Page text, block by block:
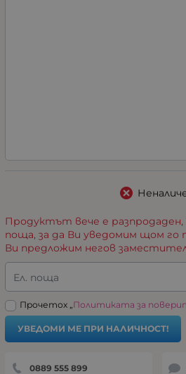
Продуктът вече е
поща, за да Ви уведомим щом го
Ви предложим негов
Ел. поща
Прочетох „Политиката за
УВЕДОМИ МЕ ПРИ НАЛИЧНОСТ!
0889 555 899